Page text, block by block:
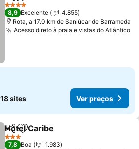
4 Estrelas
8,9 Excelente
4.855
Rota, a 17.0 km de Sanlúcar de Barrameda
Acesso direto à praia e vistas do Atlântico
18 sites Ver preços
PartilharAdicionar aos favoritos
Hotel Caribe
3 Estrelas
7,8 Boa
1.983